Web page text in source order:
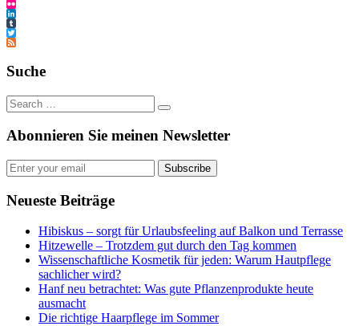
Pinterest
Flickr
LinkedIn
Tumblr
Twitter
Feed
Suche
Abonnieren Sie meinen Newsletter
Subscribe
Neueste Beiträge
Hibiskus – sorgt für Urlaubsfeeling auf Balkon und Terrasse
Hitzewelle – Trotzdem gut durch den Tag kommen
Wissenschaftliche Kosmetik für jeden: Warum Hautpflege
sachlicher wird?
Hanf neu betrachtet: Was gute Pflanzenprodukte heute
ausmacht
Die richtige Haarpflege im Sommer